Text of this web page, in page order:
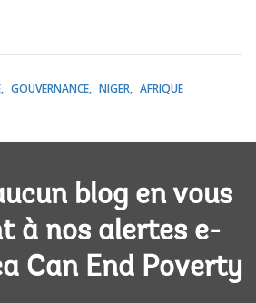
GOUVERNANCE NIGER AFRIQUE
blog en vous
à nos alertes e-
Can End Poverty